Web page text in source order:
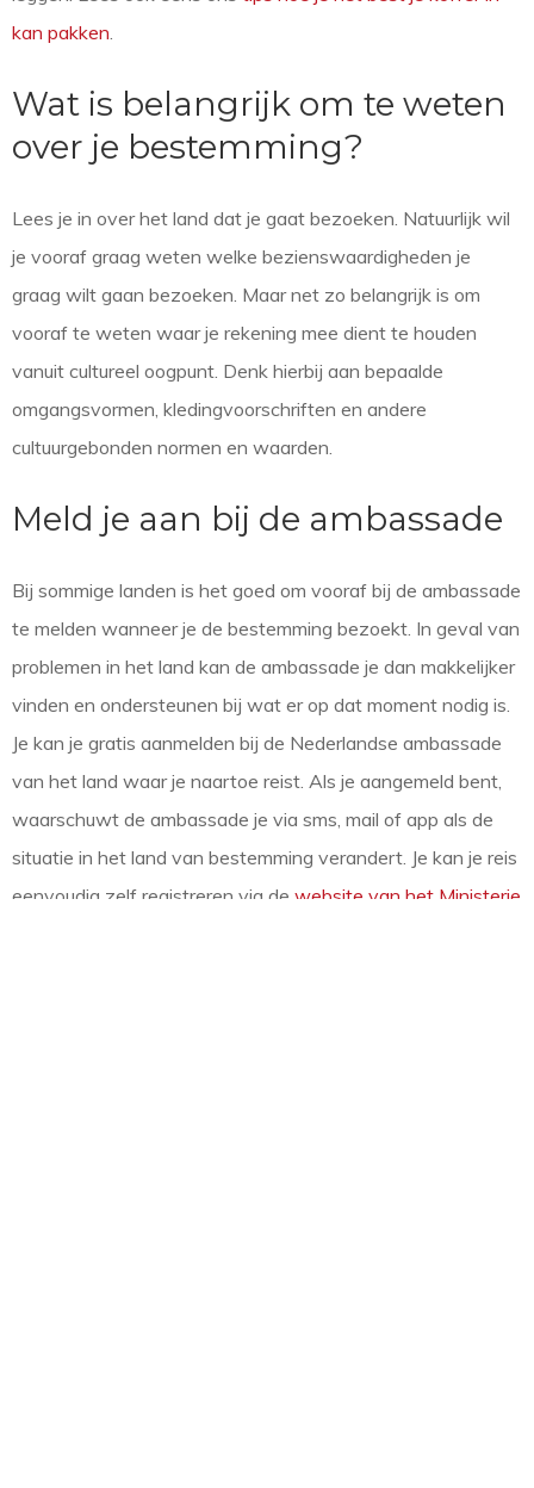
kan pakken.
Wat is belangrijk om te weten
over je bestemming?
Lees je in over het land dat je gaat bezoeken. Natuurlijk wil
je vooraf graag weten welke bezienswaardigheden je
graag wilt gaan bezoeken. Maar net zo belangrijk is om
vooraf te weten waar je rekening mee dient te houden
vanuit cultureel oogpunt. Denk hierbij aan bepaalde
omgangsvormen, kledingvoorschriften en andere
cultuurgebonden normen en waarden.
Meld je aan bij de ambassade
Bij sommige landen is het goed om vooraf bij de ambassade
te melden wanneer je de bestemming bezoekt. In geval van
problemen in het land kan de ambassade je dan makkelijker
vinden en ondersteunen bij wat er op dat moment nodig is.
Je kan je gratis aanmelden bij de Nederlandse ambassade
van het land waar je naartoe reist. Als je aangemeld bent,
waarschuwt de ambassade je via sms, mail of app als de
situatie in het land van bestemming verandert. Je kan je reis
eenvoudig zelf registreren via de website van het Ministerie